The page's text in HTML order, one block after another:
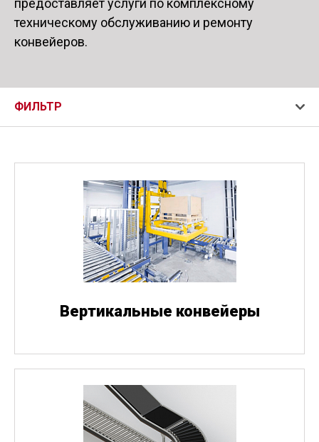
техническому обслуживанию и ремонту
конвейеров.
ФИЛЬТР
Вертикальные конвейеры